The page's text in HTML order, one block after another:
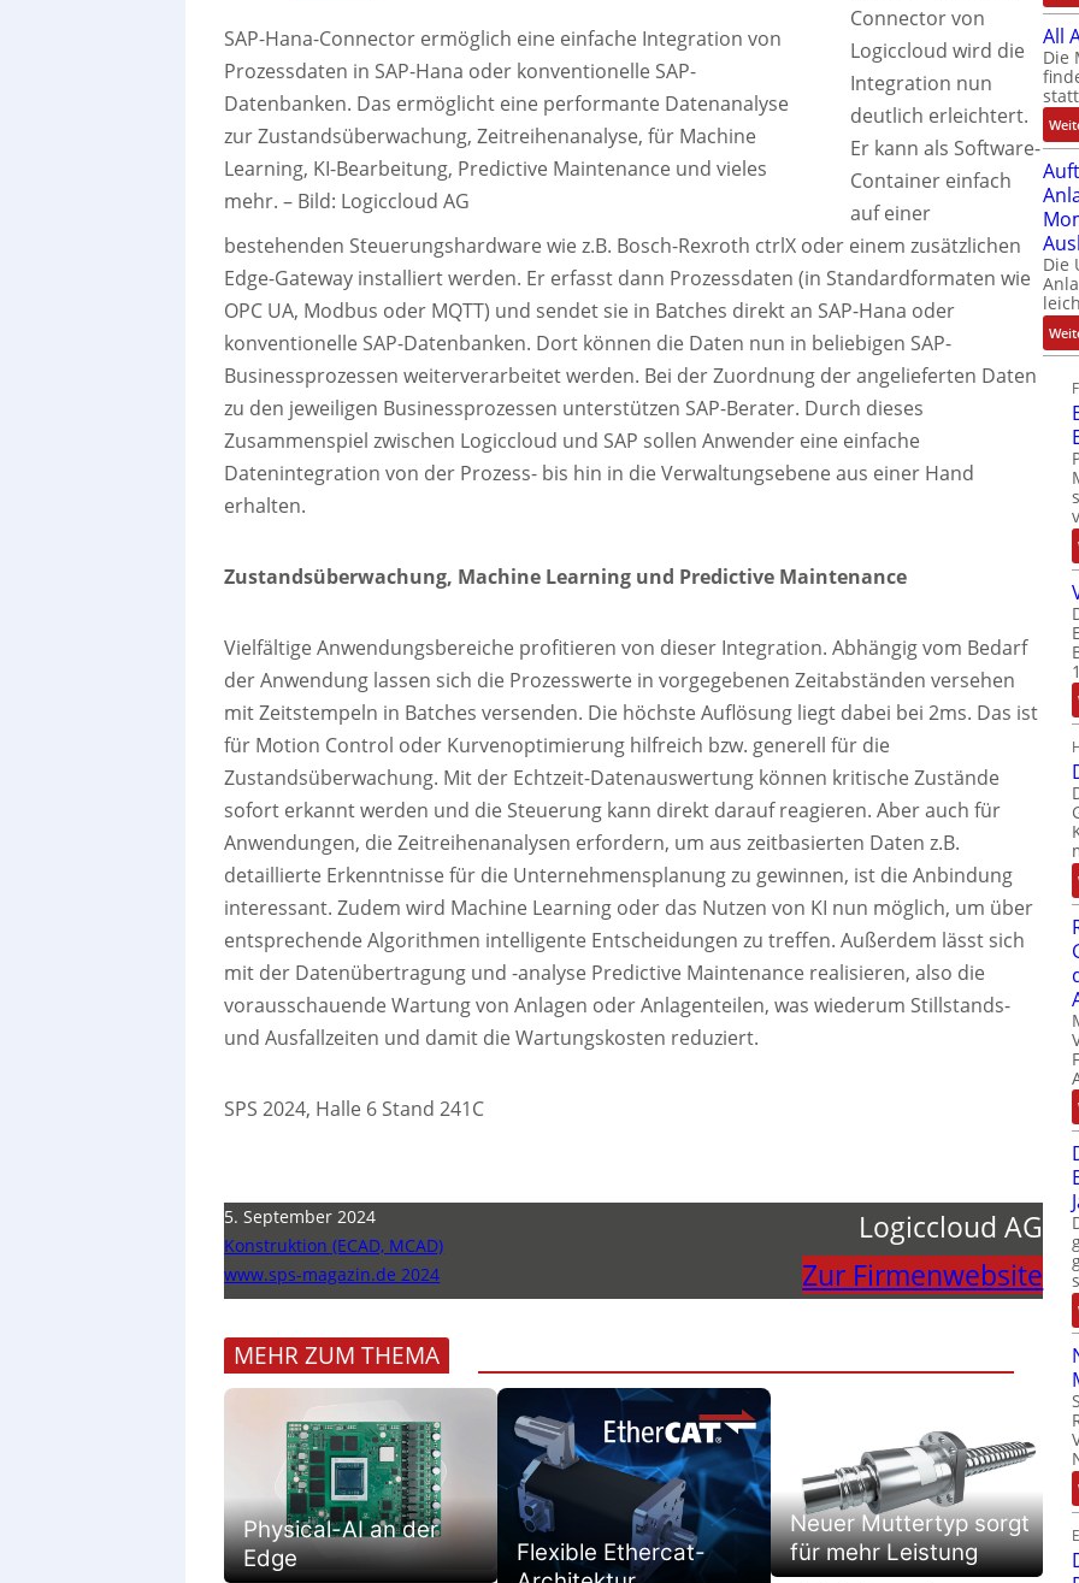
SAP-Hana-Connector ermöglich eine einfache Integration von
Prozessdaten in SAP-Hana oder konventionelle SAP-
Datenbanken. Das ermöglicht eine performante Datenanalyse
zur Zustandsüberwachung, Zeitreihenanalyse, für Machine
Learning, KI-Bearbeitung, Predictive Maintenance und vieles
mehr.– Bild: Logiccloud AG
Connector von
Logiccloud wird die
Integration nun
deutlich erleichtert.
Er kann als Software-
Container einfach
auf einer
bestehenden Steuerungshardware wie z.B. Bosch-Rexroth ctrlX oder einem zusätzlichen
Edge-Gateway installiert werden. Er erfasst dann Prozessdaten (in Standardformaten wie
OPC UA, Modbus oder MQTT) und sendet sie in Batches direkt an SAP-Hana oder
konventionelle SAP-Datenbanken. Dort können die Daten nun in beliebigen SAP-
Businessprozessen weiterverarbeitet werden. Bei der Zuordnung der angelieferten Daten
zu den jeweiligen Businessprozessen unterstützen SAP-Berater. Durch dieses
Zusammenspiel zwischen Logiccloud und SAP sollen Anwender eine einfache
Datenintegration von der Prozess- bis hin in die Verwaltungsebene aus einer Hand
erhalten.
Zustandsüberwachung, Machine Learning und Predictive Maintenance
Vielfältige Anwendungsbereiche profitieren von dieser Integration. Abhängig vom Bedarf
der Anwendung lassen sich die Prozesswerte in vorgegebenen Zeitabständen versehen
mit Zeitstempeln in Batches versenden. Die höchste Auflösung liegt dabei bei 2ms. Das ist
für Motion Control oder Kurvenoptimierung hilfreich bzw. generell für die
Zustandsüberwachung. Mit der Echtzeit-Datenauswertung können kritische Zustände
sofort erkannt werden und die Steuerung kann direkt darauf reagieren. Aber auch für
Anwendungen, die Zeitreihenanalysen erfordern, um aus zeitbasierten Daten z.B.
detaillierte Erkenntnisse für die Unternehmensplanung zu gewinnen, ist die Anbindung
interessant. Zudem wird Machine Learning oder das Nutzen von KI nun möglich, um über
entsprechende Algorithmen intelligente Entscheidungen zu treffen. Außerdem lässt sich
mit der Datenübertragung und -analyse Predictive Maintenance realisieren, also die
vorausschauende Wartung von Anlagen oder Anlagenteilen, was wiederum Stillstands-
und Ausfallzeiten und damit die Wartungskosten reduziert.
SPS 2024, Halle 6 Stand 241C
5. September 2024
Konstruktion (ECAD, MCAD)
www.sps-magazin.de 2024
Logiccloud AG
Zur Firmenwebsite
MEHR ZUM THEMA
Physical-AI an der
Edge
Flexible Ethercat-
Neuer Muttertyp sorgt
für mehr Leistung
All
Die
Die